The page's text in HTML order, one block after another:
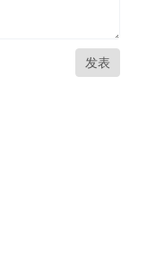
发表